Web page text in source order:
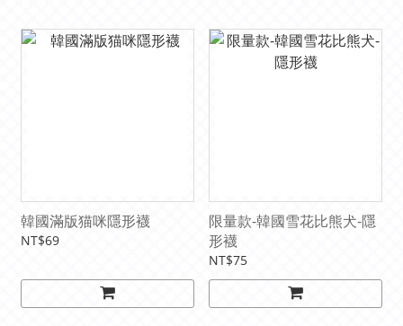
韓國滿版猫咪隱形襪
NT$69
限量款-韓國雪花比熊犬-隱
形襪
NT$75